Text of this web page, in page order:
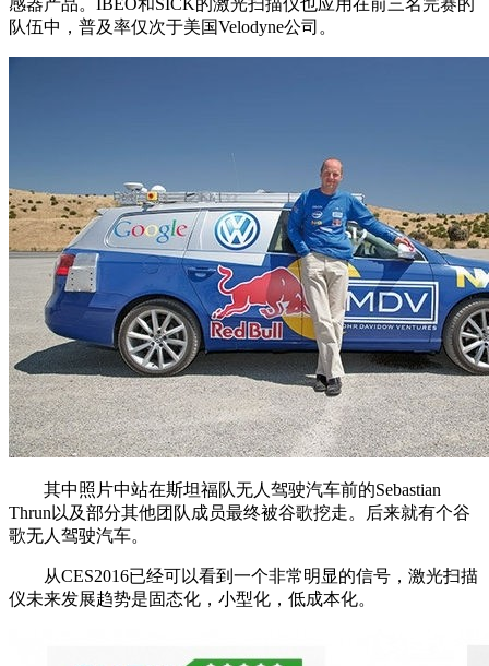
感器产品。IBEO和SICK的激光扫描仪也应用在前三名完赛的
队伍中，普及率仅次于美国Velodyne公司。
其中照片中站在斯坦福队无人驾驶汽车前的Sebastian
Thrun以及部分其他团队成员最终被谷歌挖走。后来就有个谷
歌无人驾驶汽车。
从CES2016已经可以看到一个非常明显的信号，激光扫描
仪未来发展趋势是固态化，小型化，低成本化。